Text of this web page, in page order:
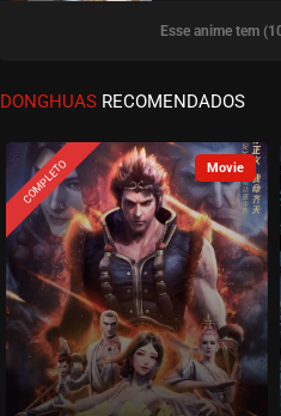
ASSISTIDO
ASSISTIDO
EPISÓDIO 14
ASSISTIDO
EPISÓDIO 13
maio 27, 2021
ASSISTIDO
EPISÓDIO 12
maio 27, 2021
Esse anime tem
DONGHUAS RECOMENDADOS
COMPLETO